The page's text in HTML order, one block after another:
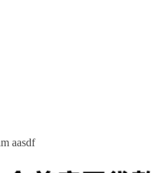
aasdf